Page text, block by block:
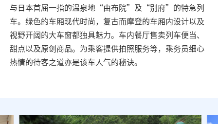
关闭
与日本首屈一指的温泉地“由布院”及“别府”的特急列
车。绿色的车厢现代时尚，复古而摩登的车厢内设计以及
视野开阔的大车窗都独具魅力。车内餐厅售卖列车便当、
甜点以及原创商品。为乘客提供拍照服务等，乘务员细心
热情的待客之道亦是该车人气的秘诀。